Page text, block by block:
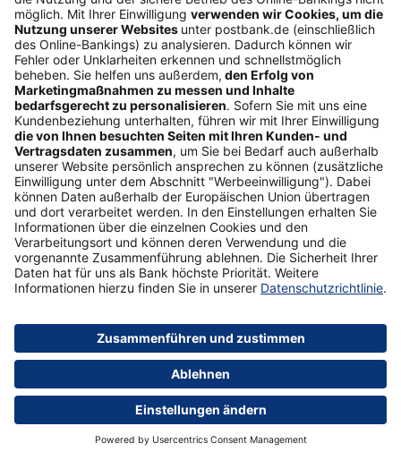
Freundschaftswerbung
Schufa-Auskunft
Soziales Engagement
Nachhaltigkeit
ETF-Sparplanrechner
Beliebt
Umzugskredit
Gemeinschaftskonto
ETFs
Gehaltskonto
Anschlussfinanzierung
Vertrag widerrufen Sicherheit Impressum
Datenschutz Barrierefreiheit AGB
Formulare
© 2026 Postbank – eine Niederlassung der Deutsche Bank AG